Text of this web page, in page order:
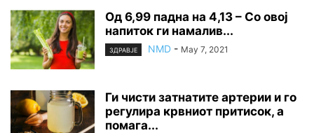
Од 6,99 падна на 4,13 – Со овој
напиток ги намалив...
ЗДРАВЈЕ NMD - May 7, 2021
Ги чисти затнатите артерии и го
регулира крвниот притисок, а
помага...